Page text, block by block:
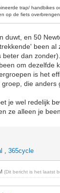
trap/ handbikes
op de fiets
duwt, en 50
been
beter dan
om dezelfde
is het
die anders
je wel redelijk
ze alleen je
,365cycle
(Dit bericht is het laatst